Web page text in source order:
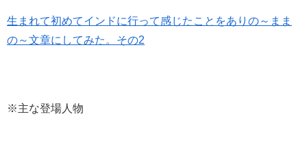
生まれて初めてインドに行って感じたことをありの～まま
の～文章にしてみた。その2
※主な登場人物